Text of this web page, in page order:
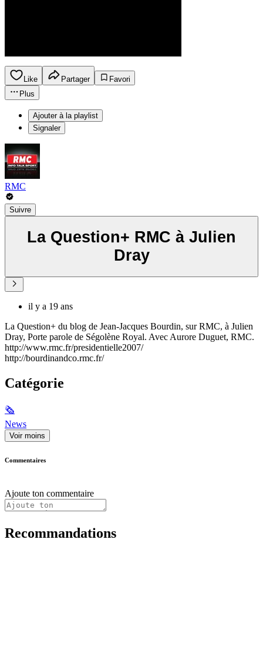
Like Partager
Favori
Plus
Ajouter à la playlist
Signaler
RMC
Suivre
La Question+ RMC à Julien
Dray
il y a 19 ans
La Question+ du blog de Jean-Jacques Bourdin, sur RMC, à Julien
Dray, Porte parole de Ségolène Royal. Avec Aurore Duguet, RMC.
http://www.rmc.fr/presidentielle2007/
http://bourdinandco.rmc.fr/
Catégorie
🗞
News
Voir moins
Commentaires
Ajoute ton commentaire
Recommandations